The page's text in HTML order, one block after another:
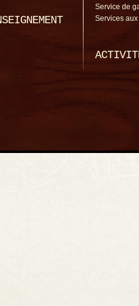
Service de
Services